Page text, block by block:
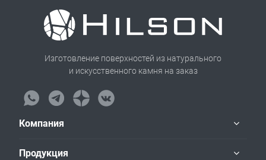
Изготовление поверхностей из натурального
и искусственного камня на заказ
Компания
Продукция